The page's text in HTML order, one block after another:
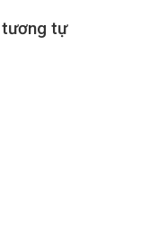
tương tự